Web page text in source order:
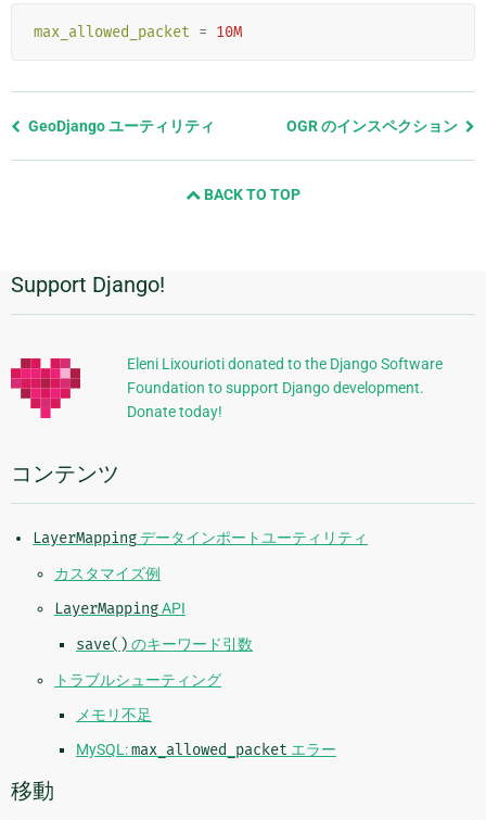
max_allowed_packet = 10M
前
の
ペ
ジ
GeoDjango ユーティリティ OGR のインスペクション
BACK TO TOP
追
加
的
な
報
Support Django!
Eleni Lixourioti donated to the Django Software
Foundation to support Django development.
Donate today!
コンテンツ
LayerMappingデータインポートユーティリティ
カスタマイズ例
LayerMappingAPI
save() のキーワード引数
トラブルシューティング
メモリ不足
MySQL:max_allowed_packet エラー
移動